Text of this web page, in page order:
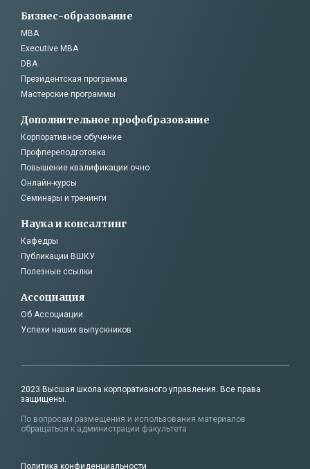
Бизнес-образование
MBA
Executive MBA
DBA
Президентская программа
Мастерские программы
Дополнительное профобразование
Корпоративное обучение
Профпереподготовка
Повышение квалификации очно
Онлайн-курсы
Семинары и тренинги
Наука и консалтинг
Кафедры
Публикации ВШКУ
Полезные ссылки
Ассоциация
Об Ассоциации
Успехи наших выпускников
2023 Высшая школа корпоративного управления. Все права
защищены.
По вопросам размещения и использования материалов
обращаться к администрации факультета
Политика конфиденциальности